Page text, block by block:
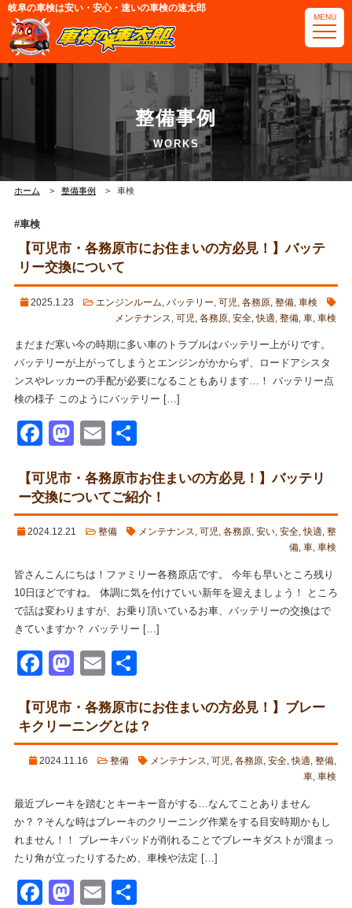
岐阜の車検は安い・安心・速いの車検の速太郎
電話番号・アクセス
那加岐南店
MENU
整備事例
ホーム 整備事例 車検
#車検
【可児市・各務原市にお住まいの方必見！】バッテ
リー交換について
2025.1.23 エンジンルーム バッテリー 可児 各務原, 整備, 車検
メンテナンス
可児 各務原, 安全,快適 整備, 車, 車検
まだまだ寒い今の時期に多い車のトラブルはバッテリー上がりです。
バッテリーが上がってしまうとエンジンがかからず、ロードアシスタ
ンスやレッカーの手配が必要になることもあります…！ バッテリー点
検の様子 このようにバッテリー […]
Facebook
Mastodon
Email
【可児市・各務原市お住まいの方必見！】バッテリ
ー交換についてご紹介！
2024.12.21 整備 メンテナンス 可児 各務原, 安い, 安全,快適 整
備, 車, 車検
皆さんこんにちは！ファミリー各務原店です。 今年も早いところ残り
10日ほどですね。 体調に気を付けていい新年を迎えましょう！ ところ
で話は変わりますが、お乗り頂いているお車、バッテリーの交換はで
きていますか？ バッテリー […]
Facebook
Mastodon
Email
【可児市・各務原市にお住まいの方必見！】ブレー
キクリーニングとは？
2024.11.16 整備 メンテナンス, 可児, 各務原, 安全,快適, 整備,
車, 車検
最近ブレーキを踏むとキーキー音がする…なんてことありません
か？？そんな時はブレーキのクリーニング作業をする目安時期かもし
れません！！ ブレーキパッドが削れることでブレーキダストが溜まっ
たり角が立ったりするため、車検や法定 […]
Facebook
Mastodon
Email